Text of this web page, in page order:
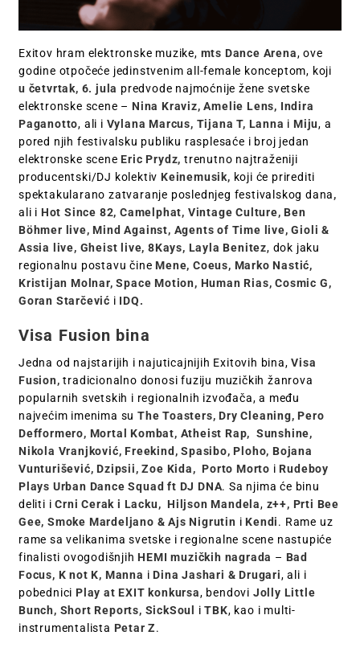
Exitov hram elektronske muzike, mts Dance Arena, ove
godine otpočeće jedinstvenim all-female konceptom, koji
u četvrtak, 6. jula predvode najmoćnije žene svetske
elektronske scene – Nina Kraviz, Amelie Lens, Indira
Paganotto, ali i Vylana Marcus, Tijana T, Lanna i Miju, a
pored njih festivalsku publiku rasplesaće i broj jedan
elektronske scene Eric Prydz,trenutno najtraženiji
producentski/DJ kolektiv Keinemusik, koji će prirediti
spektakularano zatvaranje poslednjeg festivalskog dana,
ali i Hot Since 82, Camelphat, Vintage Culture, Ben
Böhmer live, Mind Against, Agents of Time live, Gioli &
Assia live, Gheist live, 8Kays, Layla Benitez, dok jaku
regionalnu postavu čine Mene, Coeus, Marko Nastić,
Kristijan Molnar, Space Motion, Human Rias, Cosmic G,
Goran Starčević i IDQ.
Visa Fusion bina
Jedna od najstarijih i najuticajnijih Exitovih bina,Visa
Fusion,tradicionalno donosi fuziju muzičkih žanrova
popularnih svetskih i regionalnih izvođača, a među
najvećim imenima suThe Toasters, Dry Cleaning, Pero
Defformero, Mortal Kombat, Atheist Rap, Sunshine,
Nikola Vranjković, Freekind, Spasibo, Ploho, Bojana
Vunturišević, Dzipsii, Zoe Kida, Porto Morto i Rudeboy
Plays Urban Dance Squad ft DJ DNA. Sa njima će binu
deliti iCrni Cerak i Lacku, Hiljson Mandela, z++, Prti Bee
Gee, Smoke Mardeljano & Ajs Nigrutin i Kendi. Rame uz
rame sa velikanima svetske i regionalne scene nastupiće
finalisti ovogodišnjih HEMI muzičkih nagrada – Bad
Focus, K not K, Manna i Dina Jashari & Drugari, ali i
pobednici Play at EXIT konkursa, bendovi Jolly Little
Bunch, Short Reports, SickSoul
iTBK, kao i multi-
instrumentalista Petar Z.